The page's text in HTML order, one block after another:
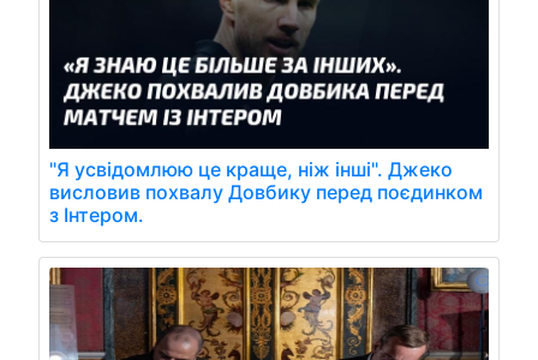
"Я усвідомлюю це краще, ніж інші". Джеко
висловив похвалу Довбику перед поєдинком
з Інтером.